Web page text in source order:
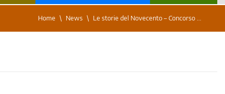
Home News Le storie del Novecento – Concorso ...